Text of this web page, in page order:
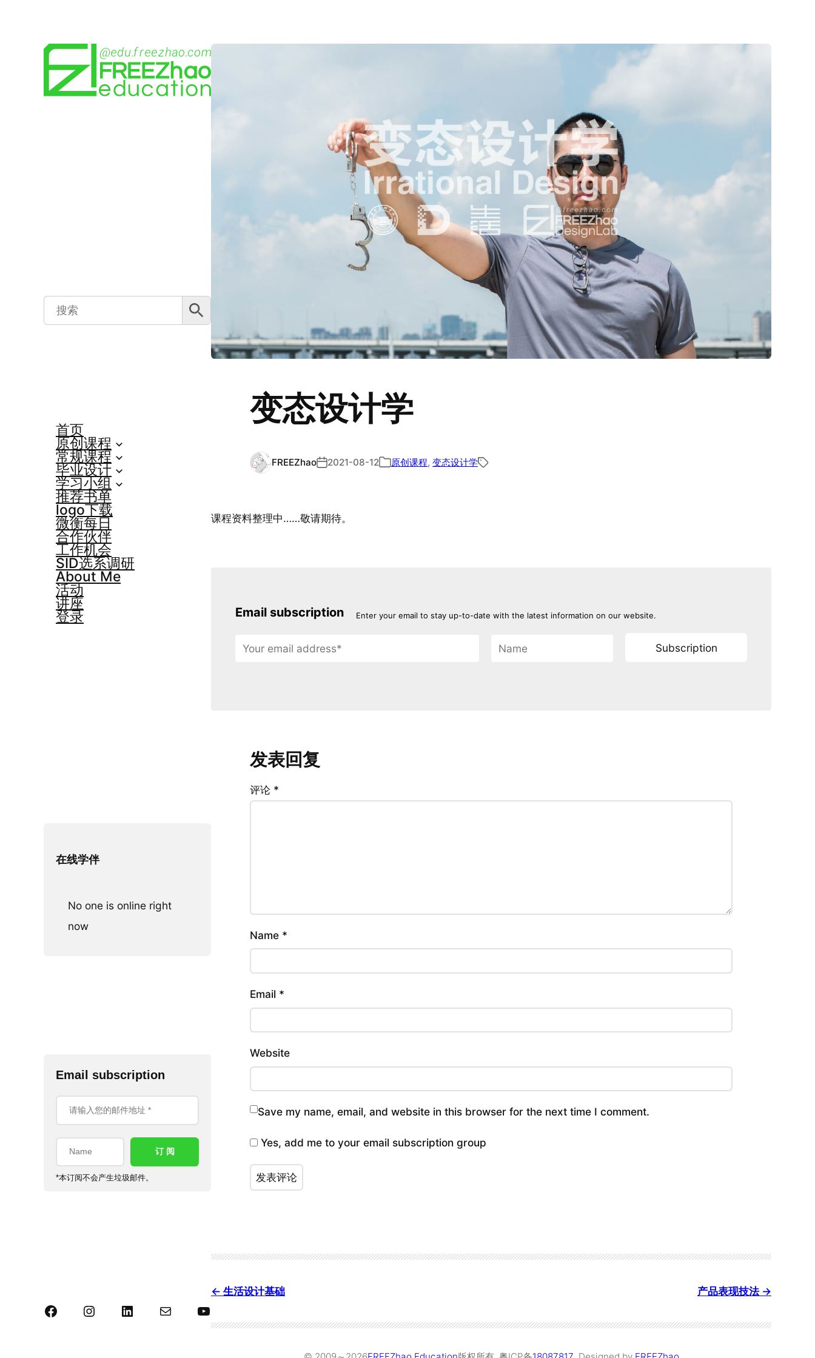
Search
for:
搜索按钮
首页
原创课程
常规课程
毕业设计
学习小组
推荐书单
logo下载
微衡每日
合作伙伴
工作机会
SID选系调研
About Me
活动
讲座
登录
在线学伴
No one is online right
now
Email subscription
*本订阅不会产生垃圾邮件。
Facebook Instagram LinkedIn Mail YouTube
变态设计学
FREEZhao 2021-08-12 原创课程, 变态设计学
课程资料整理中……敬请期待。
Email subscription Enter your email to stay up-to-date with the latest information on our website.
发表回复
评论 *
Name *
Email *
Website
Save my name, email, and website in this browser for the next time I comment.
Yes, add me to your email subscription group
生活设计基础 产品表现技法